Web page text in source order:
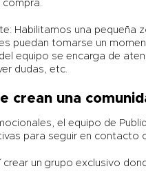
compra.
Habilitamos una
puedan tomarse un
equipo se encarga de
dudas, etc.
crean una
el equipo de
para seguir en contacto
crear un grupo exclusivo